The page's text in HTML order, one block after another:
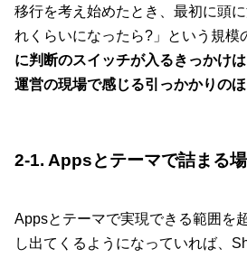
移行を考え始めたとき、最初に頭
れくらいになったら?」という規模
に判断のスイッチが入るきっかけ
運営の現場で感じる引っかかりのほ
2-1. Appsとテーマで詰まる
Appsとテーマで実現できる範囲を
し出てくるようになっていれば、